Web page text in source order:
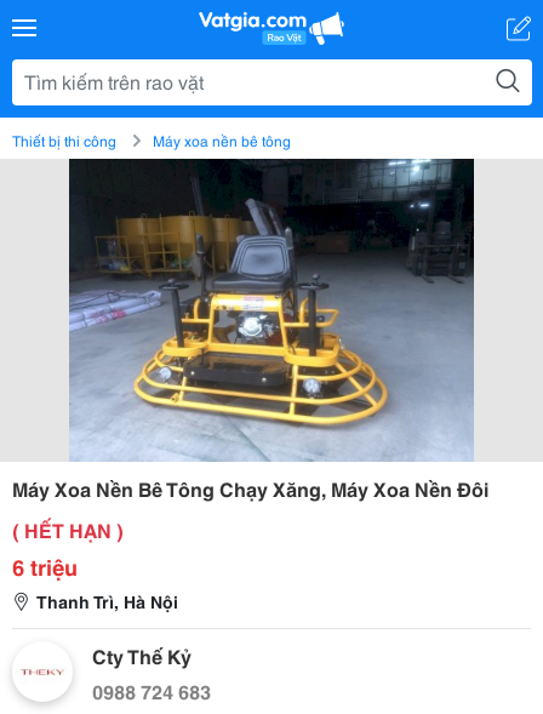
Thiết bị thi công Máy xoa nền bê tông
Máy Xoa Nền Bê Tông Chạy Xăng, Máy Xoa Nền Đôi
( HẾT HẠN )
6 triệu
Thanh Trì, Hà Nội
Cty Thế Kỷ
0988 724 683